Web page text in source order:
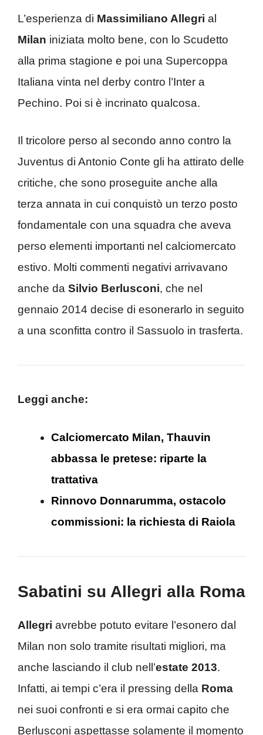
L’esperienza di Massimiliano Allegri al
Milan iniziata molto bene, con lo Scudetto
alla prima stagione e poi una Supercoppa
Italiana vinta nel derby contro l’Inter a
Pechino. Poi si è incrinato qualcosa.
Il tricolore perso al secondo anno contro la
Juventus di Antonio Conte gli ha attirato delle
critiche, che sono proseguite anche alla
terza annata in cui conquistò un terzo posto
fondamentale con una squadra che aveva
perso elementi importanti nel calciomercato
estivo. Molti commenti negativi arrivavano
anche da Silvio Berlusconi, che nel
gennaio 2014 decise di esonerarlo in seguito
a una sconfitta contro il Sassuolo in trasferta.
Leggi anche:
Calciomercato Milan, Thauvin
abbassa le pretese: riparte la
trattativa
Rinnovo Donnarumma, ostacolo
commissioni: la richiesta di Raiola
Sabatini su Allegri alla Roma
Allegri avrebbe potuto evitare l’esonero dal
Milan non solo tramite risultati migliori, ma
anche lasciando il club nell’estate 2013.
Infatti, ai tempi c’era il pressing della Roma
nei suoi confronti e si era ormai capito che
Berlusconi aspettasse solamente il momento